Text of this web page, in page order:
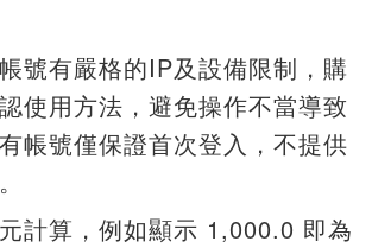
號有嚴格的IP及設備限制，購
使用方法，避免操作不當導致
帳號僅保證首次登入，不提供
計算，例如顯示 1,000.0 即為